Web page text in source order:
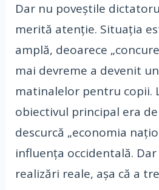
Dar nu poveștile
merită atenție. Situația
amplă, deoarece
mai devreme a devenit
matinalelor pentru copii.
obiectivul principal era
descurcă „economia
influența occidentală.
realizări reale, așa că a